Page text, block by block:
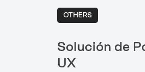
OTHERS
Solución de
UX